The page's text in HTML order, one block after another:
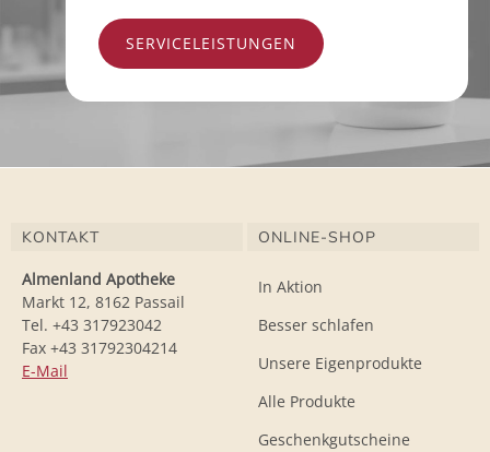
SERVICELEISTUNGEN
KONTAKT
Almenland Apotheke
Markt 12, 8162 Passail
Tel. +43 317923042
Fax +43 31792304214
E-Mail
ONLINE-SHOP
In Aktion
Besser schlafen
Unsere Eigenprodukte
Alle Produkte
Geschenkgutscheine